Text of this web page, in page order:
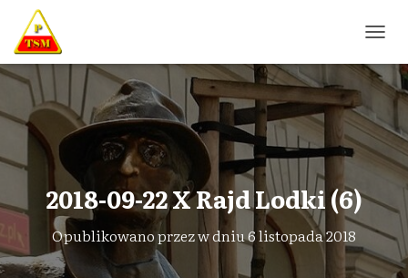
R
Z
Ą
C
Z
A
I
G
2018-09-22 X Rajd Lodki (6)
Opublikowano przezw dniu6 listopada 2018